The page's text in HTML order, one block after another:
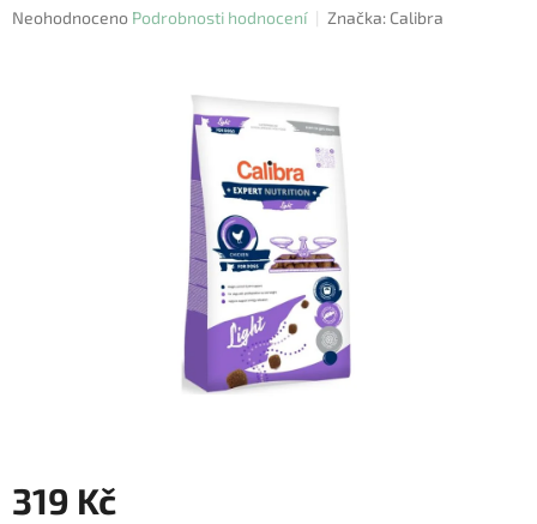
Průměrné
Neohodnoceno Podrobnosti hodnocení Značka: Calibra
319 Kč